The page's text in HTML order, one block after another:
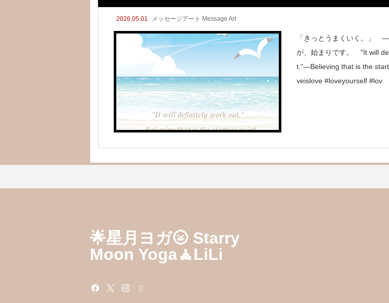
2026.05.01 メッセージアート Message Art
「きっとうまくいく。」 ―
が、始まりです。 "It will
t."—Believing that is the
veislove #loveyourself #lov
🌟星月ヨガ🌝 Starry
Moon Yoga🧘LiLi